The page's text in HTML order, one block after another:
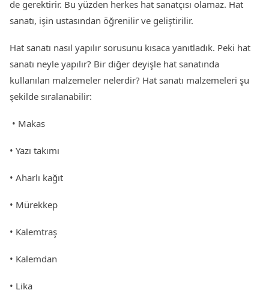
de gerektirir. Bu yüzden herkes hat sanatçısı olamaz. Hat
sanatı, işin ustasından öğrenilir ve geliştirilir.
Hat sanatı nasıl yapılır sorusunu kısaca yanıtladık. Peki hat
sanatı neyle yapılır? Bir diğer deyişle hat sanatında
kullanılan malzemeler nelerdir? Hat sanatı malzemeleri şu
şekilde sıralanabilir:
• Makas
• Yazı takımı
• Aharlı kağıt
• Mürekkep
• Kalemtraş
• Kalemdan
• Lika